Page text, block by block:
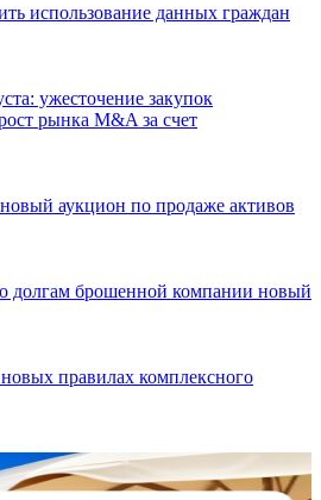
использование данных граждан
ужесточение закупок
рынка M&A за счет
аукцион по продаже активов
долгам брошенной компании новый
правилах комплексного